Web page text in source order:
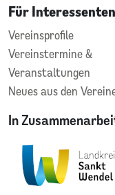
Für Interessenten
Vereinsprofile
Vereinstermine &
Veranstaltungen
Neues aus den
In